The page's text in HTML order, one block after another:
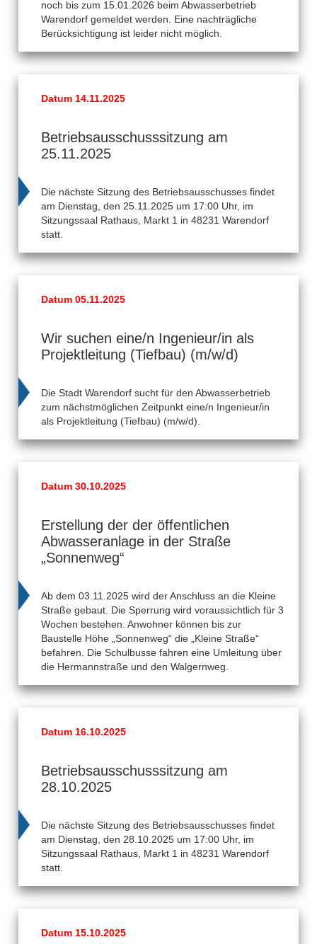
noch bis zum 15.01.2026 beim Abwasserbetrieb
Warendorf gemeldet werden. Eine nachträgliche
Berücksichtigung ist leider nicht möglich.
Betriebsausschusssitzung am
25.11.2025
Datum 14.11.2025
Die nächste Sitzung des Betriebsausschusses findet
am Dienstag, den 25.11.2025 um 17:00 Uhr, im
Sitzungssaal Rathaus, Markt 1 in 48231 Warendorf
statt.
Wir suchen eine/n Ingenieur/in als
Projektleitung (Tiefbau) (m/w/d)
Datum 05.11.2025
Die Stadt Warendorf sucht für den Abwasserbetrieb
zum nächstmöglichen Zeitpunkt eine/n Ingenieur/in
als Projektleitung (Tiefbau) (m/w/d).
Erstellung der der öffentlichen
Abwasseranlage in der Straße
„Sonnenweg“
Datum 30.10.2025
Ab dem 03.11.2025 wird der Anschluss an die Kleine
Straße gebaut. Die Sperrung wird voraussichtlich für 3
Wochen bestehen. Anwohner können bis zur
Baustelle Höhe „Sonnenweg“ die „Kleine Straße“
befahren. Die Schulbusse fahren eine Umleitung über
die Hermannstraße und den Walgernweg.
Betriebsausschusssitzung am
28.10.2025
Datum 16.10.2025
Die nächste Sitzung des Betriebsausschusses findet
am Dienstag, den 28.10.2025 um 17:00 Uhr, im
Sitzungssaal Rathaus, Markt 1 in 48231 Warendorf
statt.
Datum 15.10.2025